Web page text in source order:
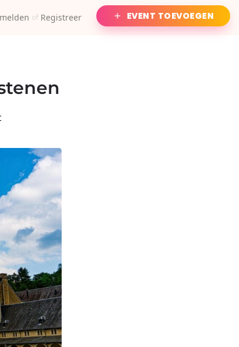
of Registreer EVENT TOEVOEGEN